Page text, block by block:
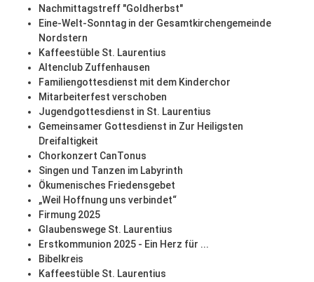
Nachmittagstreff "Goldherbst"
Eine-Welt-Sonntag in der Gesamtkirchengemeinde
Nordstern
Kaffeestüble St. Laurentius
Altenclub Zuffenhausen
Familiengottesdienst mit dem Kinderchor
Mitarbeiterfest verschoben
Jugendgottesdienst in St. Laurentius
Gemeinsamer Gottesdienst in Zur Heiligsten
Dreifaltigkeit
Chorkonzert CanTonus
Singen und Tanzen im Labyrinth
Ökumenisches Friedensgebet
„Weil Hoffnung uns verbindet“
Firmung 2025
Glaubenswege St. Laurentius
Erstkommunion 2025 - Ein Herz für ...
Bibelkreis
Kaffeestüble St. Laurentius